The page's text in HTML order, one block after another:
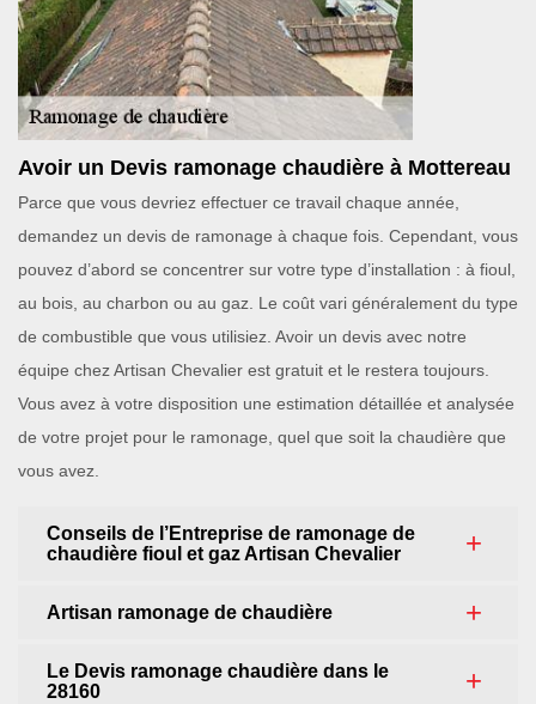
Avoir un Devis ramonage chaudière à Mottereau
Parce que vous devriez effectuer ce travail chaque année,
demandez un devis de ramonage à chaque fois. Cependant, vous
pouvez d’abord se concentrer sur votre type d’installation : à fioul,
au bois, au charbon ou au gaz. Le coût vari généralement du type
de combustible que vous utilisiez. Avoir un devis avec notre
équipe chez Artisan Chevalier est gratuit et le restera toujours.
Vous avez à votre disposition une estimation détaillée et analysée
de votre projet pour le ramonage, quel que soit la chaudière que
vous avez.
Conseils de l’Entreprise de ramonage de
chaudière fioul et gaz Artisan Chevalier
Artisan ramonage de chaudière
Le Devis ramonage chaudière dans le
28160